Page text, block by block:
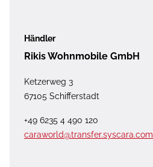
Händler
Rikis Wohnmobile GmbH
Ketzerweg 3
67105 Schifferstadt
+49 6235 4 490 120
caraworld@transfer.syscara.com